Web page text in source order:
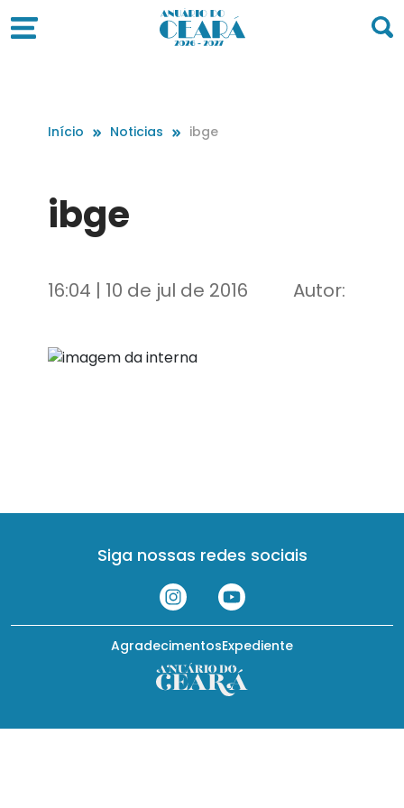
Início Noticias ibge
ibge
16:04 | 10 de jul de 2016 Autor:
Siga nossas redes sociais
Expediente
Agradecimentos